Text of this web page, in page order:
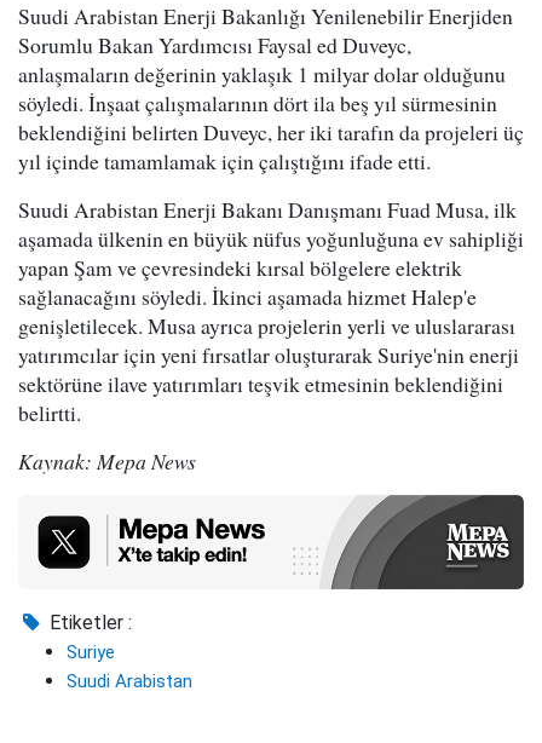
Suudi Arabistan Enerji Bakanlığı Yenilenebilir Enerjiden
Sorumlu Bakan Yardımcısı Faysal ed Duveyc,
anlaşmaların değerinin yaklaşık 1 milyar dolar olduğunu
söyledi. İnşaat çalışmalarının dört ila beş yıl sürmesinin
beklendiğini belirten Duveyc, her iki tarafın da projeleri üç
yıl içinde tamamlamak için çalıştığını ifade etti.
Suudi Arabistan Enerji Bakanı Danışmanı Fuad Musa, ilk
aşamada ülkenin en büyük nüfus yoğunluğuna ev sahipliği
yapan Şam ve çevresindeki kırsal bölgelere elektrik
sağlanacağını söyledi. İkinci aşamada hizmet Halep'e
genişletilecek. Musa ayrıca projelerin yerli ve uluslararası
yatırımcılar için yeni fırsatlar oluşturarak Suriye'nin enerji
sektörüne ilave yatırımları teşvik etmesinin beklendiğini
belirtti.
Kaynak: Mepa News
Etiketler :
Suriye
Suudi Arabistan